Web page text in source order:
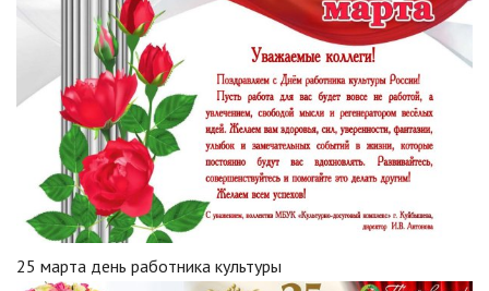
25 марта день работника культуры